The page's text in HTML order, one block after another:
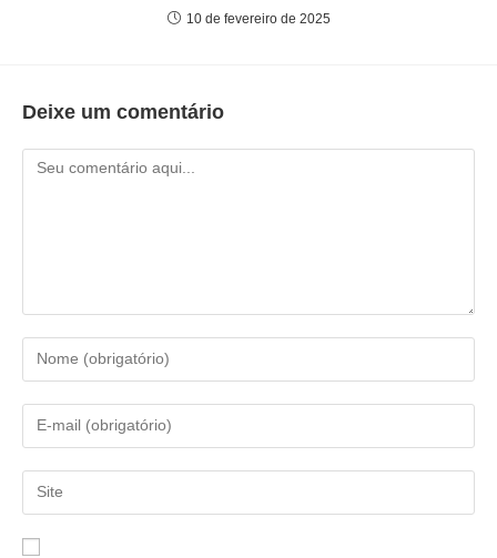
10 de fevereiro de 2025
Deixe um comentário